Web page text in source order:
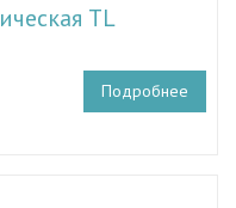
TL
Подробнее